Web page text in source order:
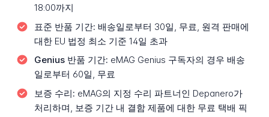
18:00까지
표준 반품 기간: 배송일로부터 30일, 무료, 원격 판매에
대한 EU 법정 최소 기준 14일 초과
Genius 반품 기간: eMAG Genius 구독자의 경우 배송
일로부터 60일, 무료
보증 수리: eMAG의 지정 수리 파트너인 Depanero가
처리하며, 보증 기간 내 결함 제품에 대한 무료 택배 픽